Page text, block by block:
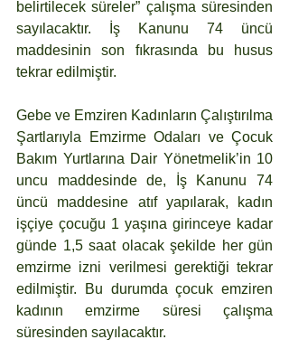
belirtilecek süreler” çalışma süresinden
sayılacaktır. İş Kanunu 74 üncü
maddesinin son fıkrasında bu husus
tekrar edilmiştir.
Gebe ve Emziren Kadınların Çalıştırılma
Şartlarıyla Emzirme Odaları ve Çocuk
Bakım Yurtlarına Dair Yönetmelik’in 10
uncu maddesinde de, İş Kanunu 74
üncü maddesine atıf yapılarak, kadın
işçiye çocuğu 1 yaşına girinceye kadar
günde 1,5 saat olacak şekilde her gün
emzirme izni verilmesi gerektiği tekrar
edilmiştir. Bu durumda çocuk emziren
kadının emzirme süresi çalışma
süresinden sayılacaktır.